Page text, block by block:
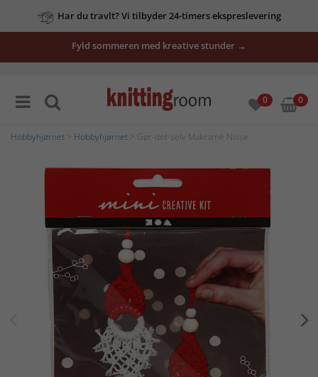
Har du travlt? Vi tilbyder 24-timers ekspreslevering
Fyld sommeren med kreative stunder →
0 0
Hobbyhjørnet Hobbyhjørnet > Gør-det-selv Makramé Nisse